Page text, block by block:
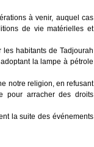
à venir, auquel cas
de vie matérielles et
habitants de Tadjourah
la lampe à pétrole
notre religion, en refusant
pour arracher des droits
la suite des événements